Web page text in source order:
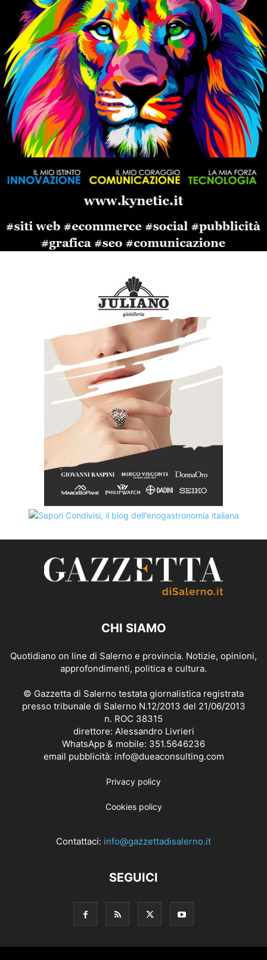
CHI SIAMO
Quotidiano on line di Salerno e provincia. Notizie, opinioni,
approfondimenti, politica e cultura.
© Gazzetta di Salerno testata giornalistica registrata
presso tribunale di Salerno N.12/2013 del 21/06/2013
n. ROC 38315
direttore: Alessandro Livrieri
WhatsApp & mobile: 351.5646236
email pubblicità: info@dueaconsulting.com
Privacy policy
Cookies policy
Contattaci: info@gazzettadisalerno.it
SEGUICI